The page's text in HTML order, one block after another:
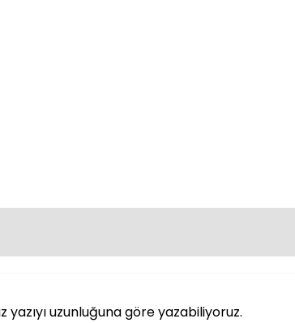
uzunluğuna göre yazabiliyoruz.